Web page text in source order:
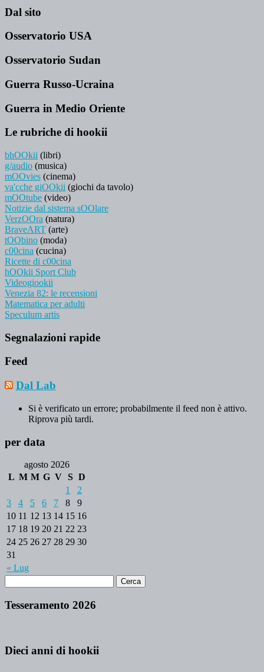
Dal sito
Osservatorio USA
Osservatorio Sudan
Guerra Russo-Ucraina
Guerra in Medio Oriente
Le rubriche di hookii
bhOOkii (libri)
g/audio (musica)
mOOvies (cinema)
va'cche giOOkii (giochi da tavolo)
mOOtube (video)
Notizie dal sistema sOOlare
VerzOOra (natura)
BraveART (arte)
tOObino (moda)
c00cina (cucina)
Ricette di c00cina
hOOkii Sport Club
Videogiookii
Venezia 82: le recensioni
Matematica per adulti
Speculum artis
Segnalazioni rapide
Feed
Dal Lab
Si è verificato un errore; probabilmente il feed non è attivo.
Riprova più tardi.
per data
agosto 2026
L M M G V S D
« Lug
1
2
3
4 5 6 7 8
9
10 11 12 13 14 15 16
17 18 19 20 21 22 23
24 25 26 27 28 29 30
31
Tesseramento 2026
Dieci anni di hookii